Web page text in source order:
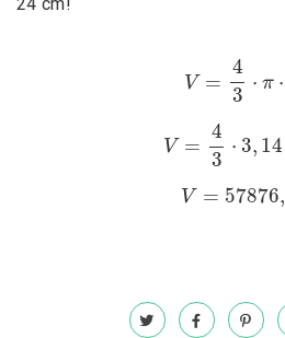
24 cm!
V =
4
3
⋅ π ⋅
43
V =
4
3
⋅ 3, 14
3
V = 57876,
V 57876,